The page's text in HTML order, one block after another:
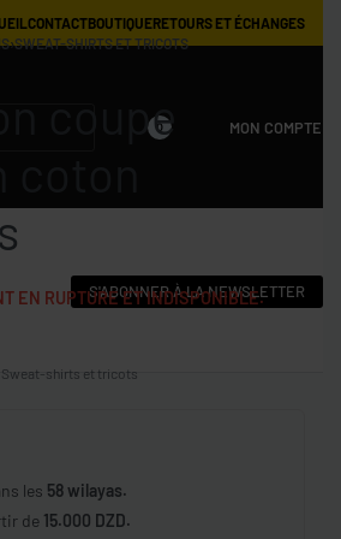
CONTACTBOUTIQUERETOURS ET ÉCHANGES
0 MON COMPTE
S'ABONNER À LA NEWSLETTER
›SWEAT-SHIRTS ET TRICOTS
coupe
EN RUPTURE ET INDISPONIBLE.
Sweat-shirts et tricots
les 58 wilayas.
de 15.000 DZD.